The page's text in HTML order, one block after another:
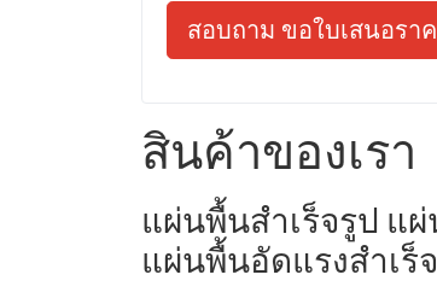
สอบถาม ขอใบเสนอรา
สินค้าของเรา
แผ่นพื้นสำเร็จรูป แ
แผ่นพื้นอัดแรงสำเ